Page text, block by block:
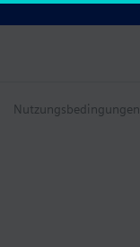
Nutzungsbedingungen